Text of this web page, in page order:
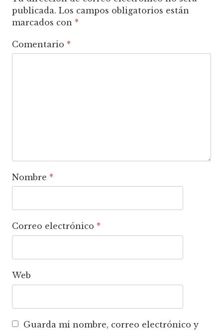
publicada. Los campos obligatorios están
marcados con *
Comentario *
Nombre *
Correo electrónico *
Web
Guarda mi nombre, correo electrónico y